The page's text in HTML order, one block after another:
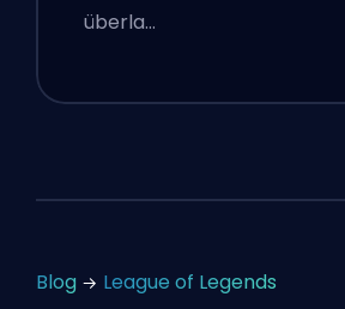
überla…
Blog League of Legends